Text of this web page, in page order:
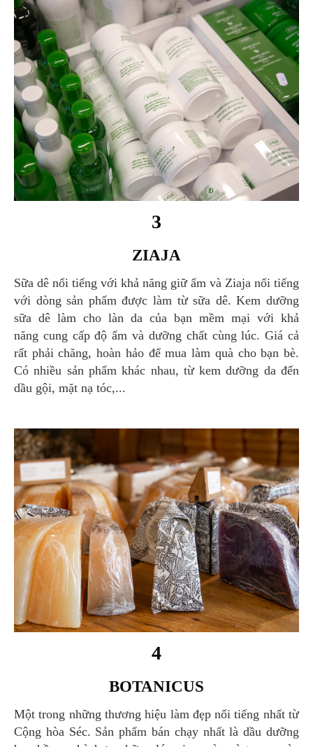
3
ZIAJA
Sữa dê nổi tiếng với khả năng giữ ẩm và Ziaja nổi tiếng
với dòng sản phẩm được làm từ sữa dê. Kem dưỡng
sữa dê làm cho làn da của bạn mềm mại với khả
năng cung cấp độ ẩm và dưỡng chất cùng lúc. Giá cả
rất phải chăng, hoàn hảo để mua làm quà cho bạn bè.
Có nhiều sản phẩm khác nhau, từ kem dưỡng da đến
dầu gội, mặt nạ tóc,...
4
BOTANICUS
Một trong những thương hiệu làm đẹp nổi tiếng nhất từ
Cộng hòa Séc. Sản phẩm bán chạy nhất là dầu dưỡng